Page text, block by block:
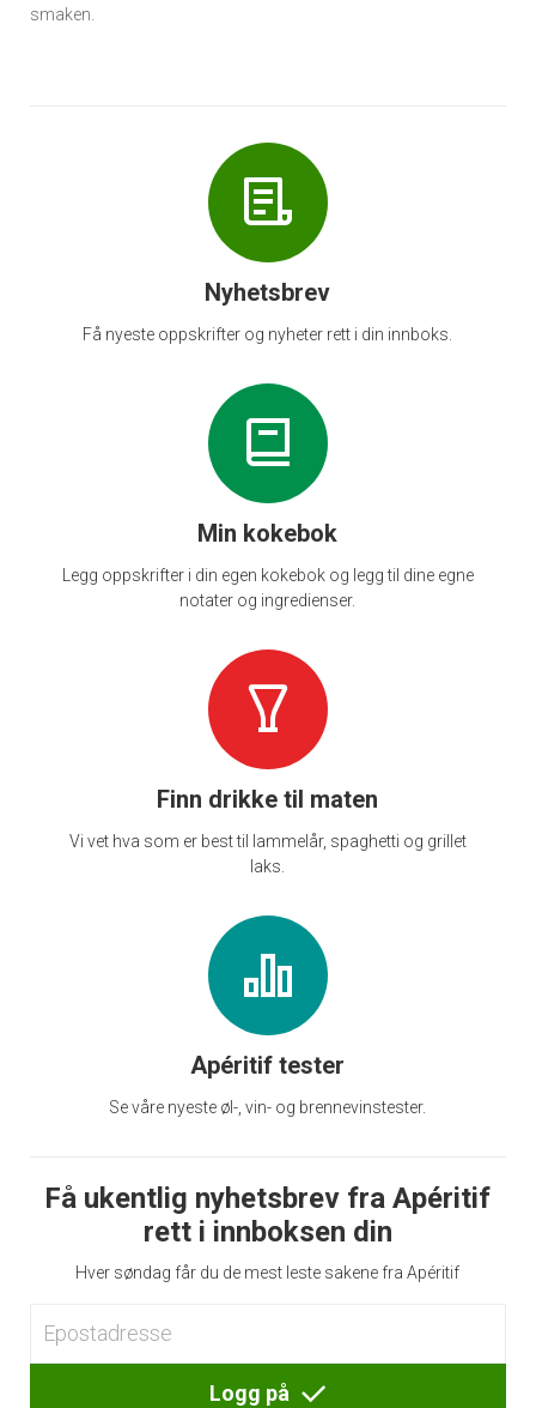
smaken.
Nyhetsbrev
Få nyeste oppskrifter og nyheter rett i din innboks.
Min kokebok
Legg oppskrifter i din egen kokebok og legg til dine egne
notater og ingredienser.
Finn drikke til maten
Vi vet hva som er best til lammelår, spaghetti og grillet
laks.
Apéritif tester
Se våre nyeste øl-, vin- og brennevinstester.
Få ukentlig nyhetsbrev fra Apéritif
rett i innboksen din
Hver søndag får du de mest leste sakene fra Apéritif
Logg på